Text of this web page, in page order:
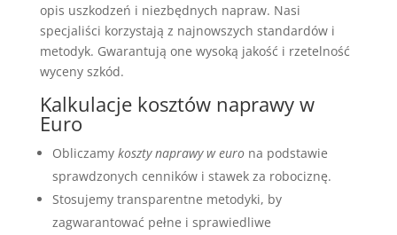
opis uszkodzeń i niezbędnych napraw. Nasi
specjaliści korzystają z najnowszych standardów i
metodyk. Gwarantują one wysoką jakość i rzetelność
wyceny szkód.
Kalkulacje kosztów naprawy w
Euro
Obliczamy koszty naprawy w eurona podstawie
sprawdzonych cenników i stawek za robociznę.
Stosujemy transparentne metodyki, by
zagwarantować pełne i sprawiedliwe